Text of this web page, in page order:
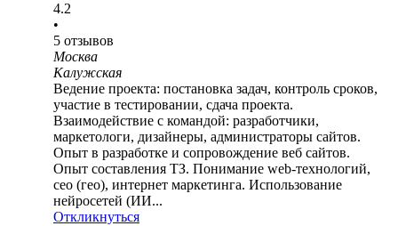
4.2
•
5 отзывов
Москва
Калужская
Ведение проекта: постановка задач, контроль сроков,
участие в тестировании, сдача проекта.
Взаимодействие с командой: разработчики,
маркетологи, дизайнеры, администраторы сайтов.
Опыт в разработке и сопровождение веб сайтов.
Опыт составления ТЗ. Понимание web-технологий,
сео (гео), интернет маркетинга. Использование
нейросетей (ИИ...
Откликнуться